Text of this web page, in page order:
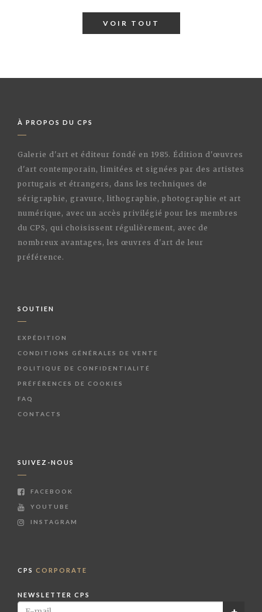
VOIR TOUT
À PROPOS DU CPS
Galerie d'art et éditeur fondé en 1985. Édition d'œuvres
d'art contemporain, limitées et signées par des artistes
portugais et étrangers, dans les techniques de
sérigraphie, gravure, lithographie, photographie et art
numérique, avec un accès privilégié pour les membres
du CPS, qui choisissent régulièrement, avec de
nombreux avantages, les œuvres d'art de leur
préférence.
SOUTIEN
EXPÉDITION
CONDITIONS GÉNÉRALES DE VENTE
POLITIQUE DE CONFIDENTIALITÉ
PRÉFÉRENCES DE COOKIES
FAQ
CONTACTS
SUIVEZ-NOUS
FACEBOOK
YOUTUBE
INSTAGRAM
CPS CORPORATE
NEWSLETTER CPS